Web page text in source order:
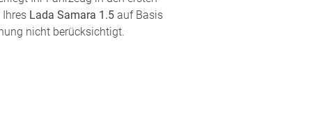
Lada Samara 1.5 auf Basis
nicht berücksichtigt.